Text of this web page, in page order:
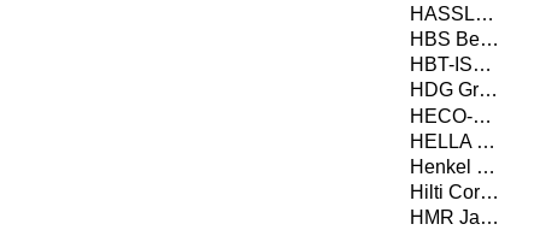
HASSLACHER Gruppe
HBS Berga GmbH & Co. KG
HBT-ISOL AG
HDG Group S.r.l.
HECO-Schrauben GmbH & Co. KG
HELLA Sonnen- und Wetterschutztechnik GmbH
Henkel & Cie. AG
Hilti Corporation AG
HMR Jacob GmbH Metallwaren